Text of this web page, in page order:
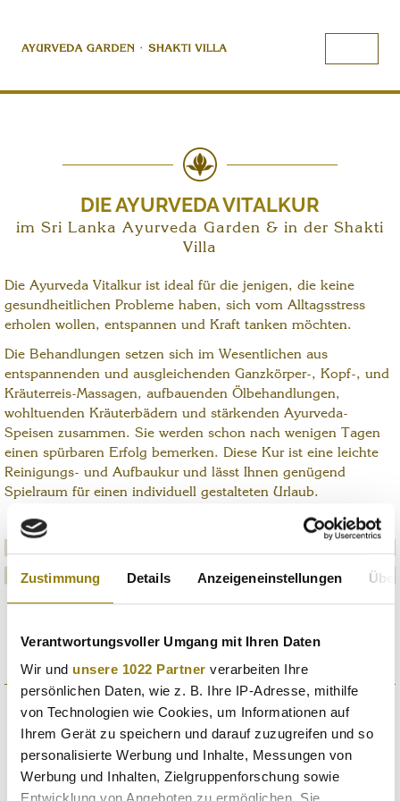
Zustimmung Details Anzeigeneinstellungen
Verantwortungsvoller Umgang mit Ihren Daten
Wir und unsere 1022 Partner verarbeiten Ihre
persönlichen Daten, wie z. B. Ihre IP-Adresse, mithilfe
von Technologien wie Cookies, um Informationen auf
Ihrem Gerät zu speichern und darauf zuzugreifen und so
personalisierte Werbung und Inhalte, Messungen von
Werbung und Inhalten, Zielgruppenforschung sowie
DIE AYURVEDA VITALKUR
im Sri Lanka Ayurveda Garden & in der Shakti
Villa
Die Ayurveda Vitalkur ist ideal für die jenigen, die keine
gesundheitlichen Probleme haben, sich vom Alltagsstress
erholen wollen, entspannen und Kraft tanken möchten.
Die Behandlungen setzen sich im Wesentlichen aus
entspannenden und ausgleichenden Ganzkörper-, Kopf-, und
Kräuterreis-Massagen, aufbauenden Ölbehandlungen,
wohltuenden Kräuterbädern und stärkenden Ayurveda-
Speisen zusammen. Sie werden schon nach wenigen Tagen
einen spürbaren Erfolg bemerken. Diese Kur ist eine leichte
Reinigungs- und Aufbaukur und lässt Ihnen genügend
Spielraum für einen individuell gestalteten Urlaub.